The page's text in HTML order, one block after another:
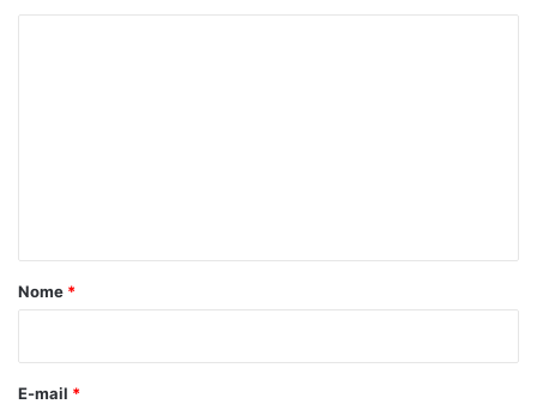
r
*
Nome *
E-mail *